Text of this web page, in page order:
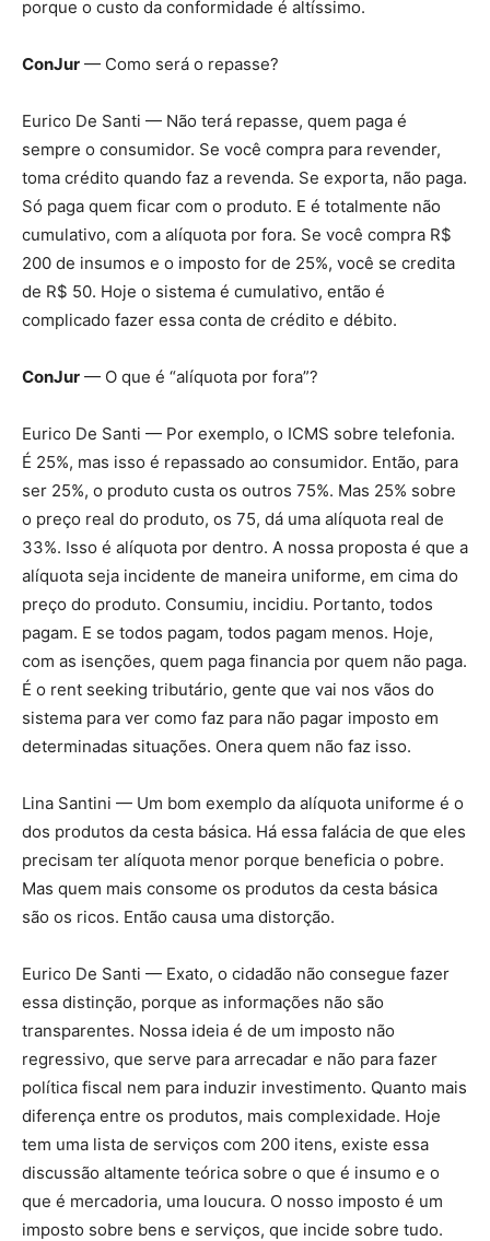
porque o custo da conformidade é altíssimo.
ConJur — Como será o repasse?
Eurico De Santi — Não terá repasse, quem paga é
sempre o consumidor. Se você compra para revender,
toma crédito quando faz a revenda. Se exporta, não paga.
Só paga quem ficar com o produto. E é totalmente não
cumulativo, com a alíquota por fora. Se você compra R$
200 de insumos e o imposto for de 25%, você se credita
de R$ 50. Hoje o sistema é cumulativo, então é
complicado fazer essa conta de crédito e débito.
ConJur — O que é “alíquota por fora”?
Eurico De Santi — Por exemplo, o ICMS sobre telefonia.
É 25%, mas isso é repassado ao consumidor. Então, para
ser 25%, o produto custa os outros 75%. Mas 25% sobre
o preço real do produto, os 75, dá uma alíquota real de
33%. Isso é alíquota por dentro. A nossa proposta é que a
alíquota seja incidente de maneira uniforme, em cima do
preço do produto. Consumiu, incidiu. Portanto, todos
pagam. E se todos pagam, todos pagam menos. Hoje,
com as isenções, quem paga financia por quem não paga.
É o rent seeking tributário, gente que vai nos vãos do
sistema para ver como faz para não pagar imposto em
determinadas situações. Onera quem não faz isso.
Lina Santini — Um bom exemplo da alíquota uniforme é o
dos produtos da cesta básica. Há essa falácia de que eles
precisam ter alíquota menor porque beneficia o pobre.
Mas quem mais consome os produtos da cesta básica
são os ricos. Então causa uma distorção.
Eurico De Santi — Exato, o cidadão não consegue fazer
essa distinção, porque as informações não são
transparentes. Nossa ideia é de um imposto não
regressivo, que serve para arrecadar e não para fazer
política fiscal nem para induzir investimento. Quanto mais
diferença entre os produtos, mais complexidade. Hoje
tem uma lista de serviços com 200 itens, existe essa
discussão altamente teórica sobre o que é insumo e o
que é mercadoria, uma loucura. O nosso imposto é um
imposto sobre bens e serviços, que incide sobre tudo.